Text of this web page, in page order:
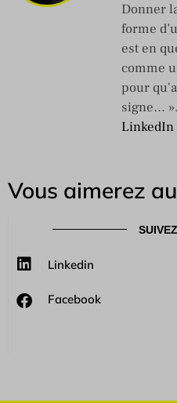
Donner
forme
est en
comme
pour
signe… ».
LinkedIn
Vous aimerez
Linkedin
Facebook